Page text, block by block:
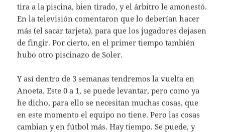
tira a la piscina, bien tirado, y el árbitro le amonestó.
En la televisión comentaron que lo deberían hacer
más (el sacar tarjeta), para que los jugadores dejasen
de fingir. Por cierto, en el primer tiempo también
hubo otro piscinazo de Soler.
Y así dentro de 3 semanas tendremos la vuelta en
Anoeta. Este 0 a 1, se puede levantar, pero como ya
he dicho, para ello se necesitan muchas cosas, que
en este momento el equipo no tiene. Pero las cosas
cambian y en fútbol más. Hay tiempo. Se puede, y